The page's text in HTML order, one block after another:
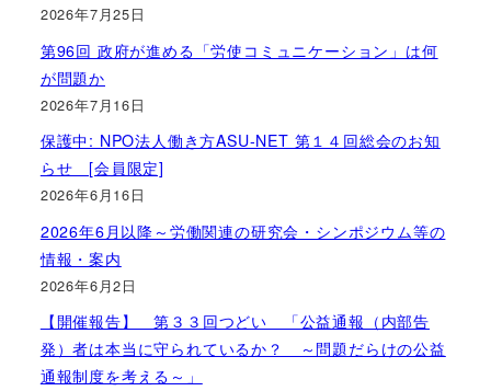
2026年7月25日
第96回 政府が進める「労使コミュニケーション」は何
が問題か
2026年7月16日
保護中: NPO法人働き方ASU-NET 第１４回総会のお知
らせ [会員限定]
2026年6月16日
2026年6月以降～労働関連の研究会・シンポジウム等の
情報・案内
2026年6月2日
【開催報告】 第３３回つどい 「公益通報（内部告
発）者は本当に守られているか？ ～問題だらけの公益
通報制度を考える～」